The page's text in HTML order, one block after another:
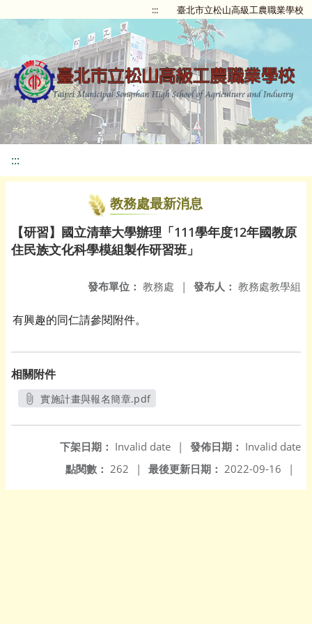
::: 臺北市立松山高級工農職業學校
:::
教務處最新消息
【研習】國立清華大學辦理「111學年度12年國教原
住民族文化科學模組製作研習班」
發布人： 教務處教學組
發布單位： 教務處 |
有興趣的同仁請參閱附件。
相關附件
實施計畫與報名簡章.pdf
發佈日期： Invalid date
下架日期： Invalid date
|
最後更新日期： 2022-09-16 |
點閱數： 262 |